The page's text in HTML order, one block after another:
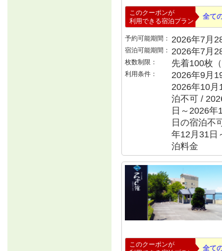
このクーポンが
利用できる宿泊プラン
全て
予約可能期間： 2026年7月
宿泊可能期間： 2026年7月
枚数制限： 先着100枚
利用条件：
2026年9月
2026年10
泊不可 /
日～2026
日の宿泊不
年12月31日
泊料金
このクーポンが
全て